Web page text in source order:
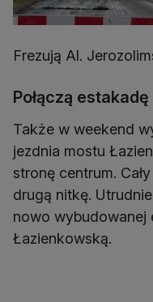
Frezują Al.
Połączą
Także w weekend
jezdnia mostu
stronę centrum.
drugą nitkę.
nowo wybudowanej
Łazienkowską.